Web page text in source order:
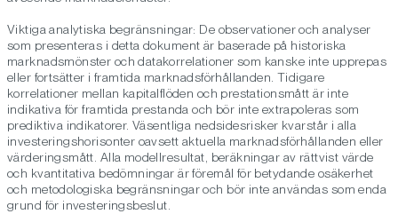
Viktiga analytiska begränsningar: De observationer och analyser
som presenteras i detta dokument är baserade på historiska
marknadsmönster och datakorrelationer som kanske inte upprepas
eller fortsätter i framtida marknadsförhållanden. Tidigare
korrelationer mellan kapitalflöden och prestationsmått är inte
indikativa för framtida prestanda och bör inte extrapoleras som
prediktiva indikatorer. Väsentliga nedsidesrisker kvarstår i alla
investeringshorisonter oavsett aktuella marknadsförhållanden eller
värderingsmått. Alla modellresultat, beräkningar av rättvist värde
och kvantitativa bedömningar är föremål för betydande osäkerhet
och metodologiska begränsningar och bör inte användas som enda
grund för investeringsbeslut.